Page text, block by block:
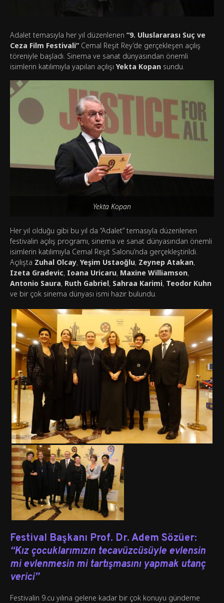
Adalet temasıyla her yıl düzenlenen “9. Uluslararası Suç ve
Ceza Film Festivali” Cemal Reşit Rey’de gerçekleşen açılış
töreniyle başladı. Sinema ve sanat dünyasından önemli
isimlerin katılımıyla yapılan açılışı Yekta Kopan sundu.
Yekta Kopan
Her yıl olduğu gibi bu yıl da “Adalet” temasıyla düzenlenen
festivalin açılış programı, sinema ve sanat dünyasından önemli
isimlerin katılımıyla Cemal Reşit Salonu’nda gerçekleştirildi.
Açılışta Zuhal Olcay, Yeşim Ustaoğlu, Zeynep Atakan,
Izeta Gradevic, Ioana Uricaru, Maxine Williamson,
Antonio Saura, Ruth Gabriel, Sahraa Karimi, Teodor Kuhn
ve bir çok sinema dünyası ismi hazır bulundu.
Festival Başkanı Prof. Dr. Adem Sözüer:
“Kız çocuklarımızın tecavüzcüsüyle evlensin
mi evlenmesin mi tartışmasını yapmak utanç
verici”
Festivalin 9.cu yılına gelene kadar bir çok konuyu gündeme